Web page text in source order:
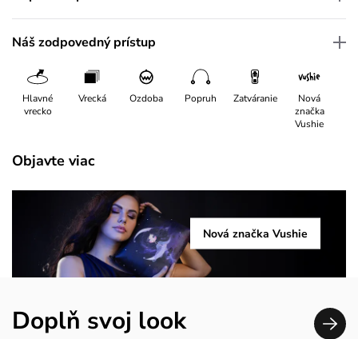
Náš zodpovedný prístup
Hlavné
vrecko
Vrecká Ozdoba Popruh Zatváranie
Nová
značka
Vushie
Objavte viac
Nová značka Vushie
Doplň svoj look